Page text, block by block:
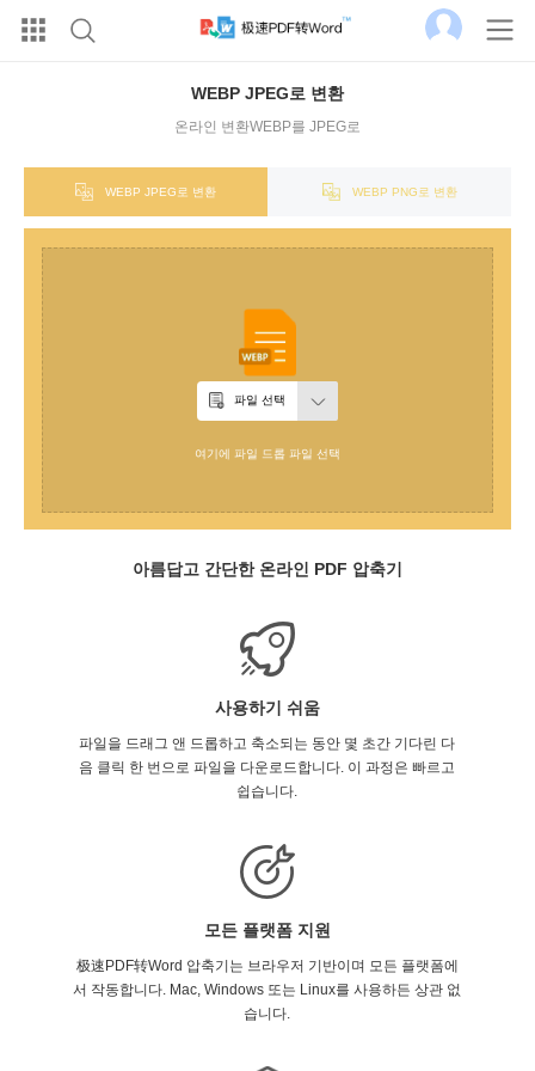
WEBP JPEG로 변환
온라인 변환WEBP를 JPEG로
WEBP JPEG로 변환 WEBP PNG로 변환
파일 선택
여기에 파일 드롭 파일 선택
아름답고 간단한 온라인 PDF 압축기
사용하기 쉬움
파일을 드래그 앤 드롭하고 축소되는 동안 몇 초간 기다린 다
음 클릭 한 번으로 파일을 다운로드합니다. 이 과정은 빠르고
쉽습니다.
모든 플랫폼 지원
极速PDF转Word 압축기는 브라우저 기반이며 모든 플랫폼에
서 작동합니다. Mac, Windows 또는 Linux를 사용하든 상관 없
습니다.